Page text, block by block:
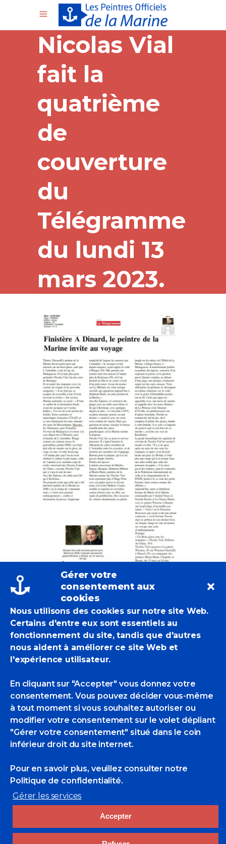
Gérer votre
consentement aux
cookies
Nous utilisons des cookies sur notre site Web.
Certains d'entre eux sont essentiels au
fonctionnement du site, tandis que d'autres
nous aident à améliorer ce site Web et
l'expérience utilisateur.
En cliquant sur "Accepter" vous donnez votre
consentement. Vous pouvez décider vous-même
à tout moment si vous souhaitez autoriser ou
modifier votre consentement sur le volet dépliant
"Gérer votre consentement" situé dans le coin
inférieur droit du site internet.
Pour en savoir plus, veuillez consulter notre
Politique de confidentialité.
Gérer les services
Accepter
Nicolas Vial
fait la
quatrième
de
couverture
du
Télégramme
du lundi 13
mars 2023.
13 mars 2023
Nicolas Vial fait
la quatrième
de couverture
du
Télégramme
du lundi 13
mars 2023.
EricBadmin Actualités Des POM
Nicolas Vial